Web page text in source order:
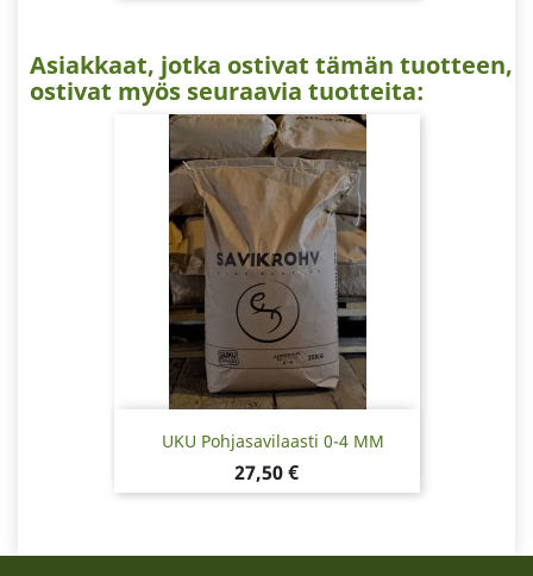
Asiakkaat, jotka ostivat tämän tuotteen,
ostivat myös seuraavia tuotteita:
UKU Pohjasavilaasti 0-4 MM
Hinta
27,50 €